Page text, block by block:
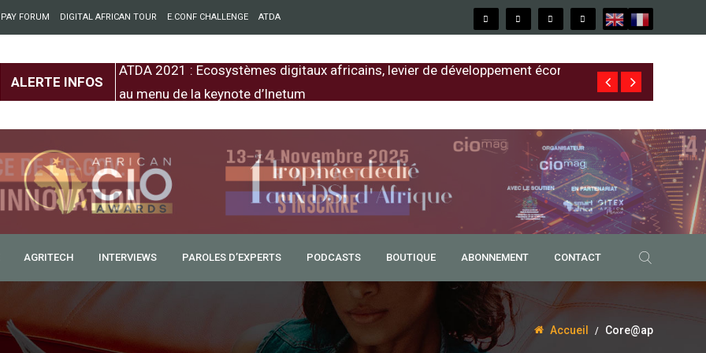
FORUM DIGITAL AFRICAN TOUR E.CONF CHALLENGE ATDA
ALERTE INFOS
l’Europe et
ATDA 2021 : Ecosystèmes digitaux africains, levier de développement économique
au menu de la keynote d’Inetum
Free au
AGRITECH INTERVIEWS PAROLES D’EXPERTS PODCASTS BOUTIQUE ABONNEMENT CONTACT
Accueil Core@ap
digitale pour un
aux informations pour le développement